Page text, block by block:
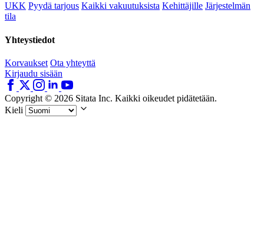
UKK Pyydä tarjous Kaikki vakuutuksista Kehittäjille Järjestelmän
tila
Yhteystiedot
Korvaukset Ota yhteyttä
Kirjaudu sisään
Copyright © 2026 Sitata Inc. Kaikki oikeudet pidätetään.
Kieli